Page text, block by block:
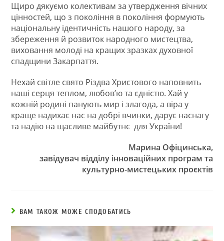
Щиро дякуємо колективам за утвердження вічних
цінностей, що з покоління в покоління формують
національну ідентичність нашого народу, за
збереження й розвиток народного мистецтва,
виховання молоді на кращих зразках духовної
спадщини Закарпаття.
Нехай світле свято Різдва Христового наповнить
наші серця теплом, любов’ю та єдністю. Хай у
кожній родині панують мир і злагода, а віра у
краще надихає нас на добрі вчинки, дарує наснагу
та надію на щасливе майбутнє для України!
Марина Офіцинська,
завідувач відділу інноваційних програм та
культурно-мистецьких проєктів
ВАМ ТАКОЖ МОЖЕ СПОДОБАТИСЬ